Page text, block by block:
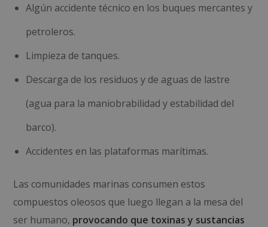
Algún accidente técnico en los buques mercantes y
petroleros.
Limpieza de tanques.
Descarga de los residuos y de aguas de lastre
(agua para la maniobrabilidad y estabilidad del
barco).
Accidentes en las plataformas marítimas.
Las comunidades marinas consumen estos
compuestos oleosos que luego llegan a la mesa del
ser humano, provocando que toxinas y sustancias